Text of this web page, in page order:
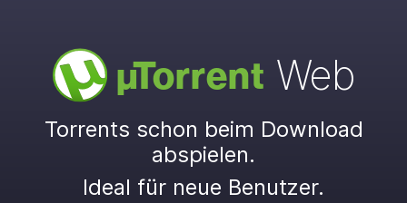
µTorrent Web
Torrents schon beim Download
abspielen.
Ideal für neue Benutzer.